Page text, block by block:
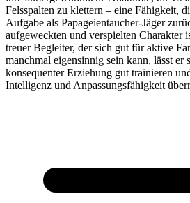
Felsspalten zu klettern – eine Fähigkeit,
Aufgabe als Papageientaucher-Jäger
aufgeweckten und verspielten Charakter
treuer Begleiter, der sich gut für aktive
manchmal eigensinnig sein kann, lässt er
konsequenter Erziehung gut trainieren
Intelligenz und Anpassungsfähigkeit